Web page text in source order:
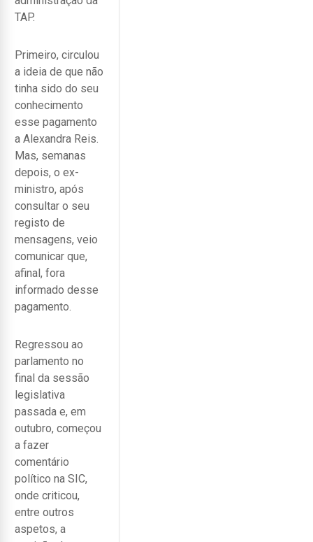
TAP.
Primeiro, circulou
a ideia de que não
tinha sido do seu
conhecimento
esse pagamento
a Alexandra Reis.
Mas, semanas
depois, o ex-
ministro, após
consultar o seu
registo de
mensagens, veio
comunicar que,
afinal, fora
informado desse
pagamento.
Regressou ao
parlamento no
final da sessão
legislativa
passada e, em
outubro, começou
a fazer
comentário
político na SIC,
onde criticou,
entre outros
aspetos, a